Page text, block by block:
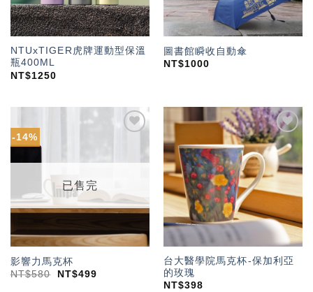
NTUxTIGER虎牌運動型保溫
瓶400ML
NT$1250
圖書館瞬收自動傘
NT$1000
-14%
望輕
已售完
影響力馬克杯
NT$580 NT$499
加入
「願
望輕
單」
台大醫學院馬克杯-保加利亞
的玫瑰
NT$398